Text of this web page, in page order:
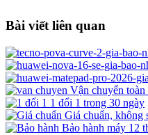
Bài viết liên quan
Vận chuyển toàn
1 đổi 1 trong 30 ngày
Giá chuẩn, không
Bảo hành máy 12